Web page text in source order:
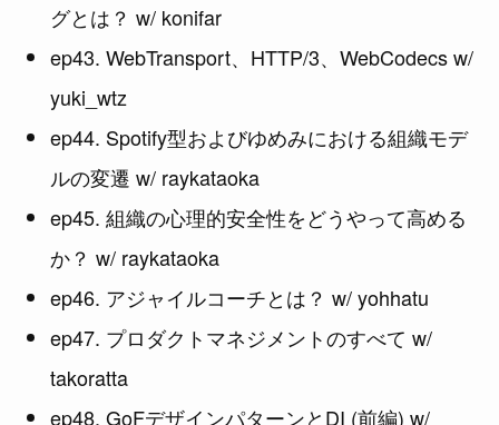
グとは？ w/ konifar
ep43. WebTransport、HTTP/3、WebCodecs w/
yuki_wtz
ep44. Spotify型およびゆめみにおける組織モデ
ルの変遷 w/ raykataoka
ep45. 組織の心理的安全性をどうやって高める
か？ w/ raykataoka
ep46. アジャイルコーチとは？ w/ yohhatu
ep47. プロダクトマネジメントのすべて w/
takoratta
ep48. GoFデザインパターンとDI (前編) w/